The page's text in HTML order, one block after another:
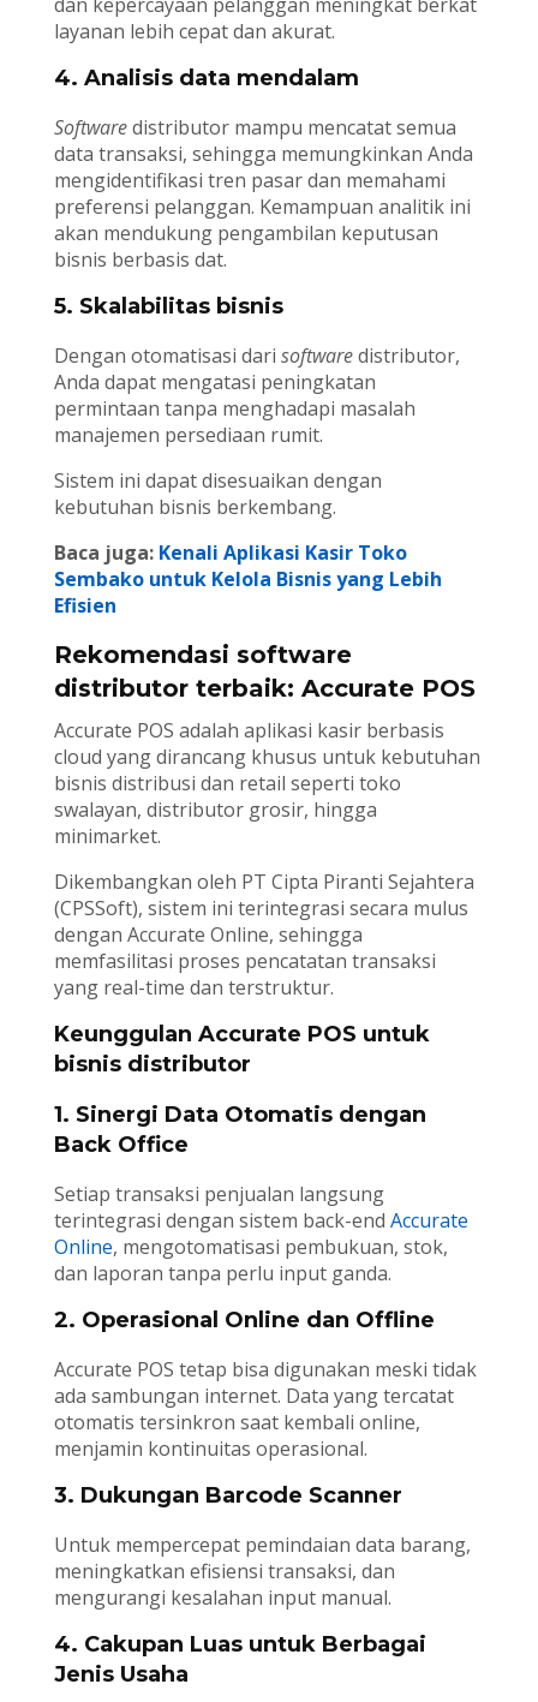
dan kepercayaan pelanggan meningkat berkat
layanan lebih cepat dan akurat.
4. Analisis data mendalam
Softwaredistributor mampu mencatat semua
data transaksi, sehingga memungkinkan Anda
mengidentifikasi tren pasar dan memahami
preferensi pelanggan. Kemampuan analitik ini
akan mendukung pengambilan keputusan
bisnis berbasis dat.
5. Skalabilitas bisnis
Dengan otomatisasi dari softwaredistributor,
Anda dapat mengatasi peningkatan
permintaan tanpa menghadapi masalah
manajemen persediaan rumit.
Sistem ini dapat disesuaikan dengan
kebutuhan bisnis berkembang.
Baca juga: Kenali Aplikasi Kasir Toko
Sembako untuk Kelola Bisnis yang Lebih
Efisien
Rekomendasi software
distributor terbaik: Accurate POS
Accurate POS adalah aplikasi kasir berbasis
cloud yang dirancang khusus untuk kebutuhan
bisnis distribusi dan retail seperti toko
swalayan, distributor grosir, hingga
minimarket.
Dikembangkan oleh PT Cipta Piranti Sejahtera
(CPSSoft), sistem ini terintegrasi secara mulus
dengan Accurate Online, sehingga
memfasilitasi proses pencatatan transaksi
yang real-time dan terstruktur.
Keunggulan Accurate POS untuk
bisnis distributor
1. Sinergi Data Otomatis dengan
Back Office
Setiap transaksi penjualan langsung
terintegrasi dengan sistem back-end Accurate
Online, mengotomatisasi pembukuan, stok,
dan laporan tanpa perlu input ganda.
2. Operasional Online dan Offline
Accurate POS tetap bisa digunakan meski tidak
ada sambungan internet. Data yang tercatat
otomatis tersinkron saat kembali online,
menjamin kontinuitas operasional.
3. Dukungan Barcode Scanner
Untuk mempercepat pemindaian data barang,
meningkatkan efisiensi transaksi, dan
mengurangi kesalahan input manual.
4. Cakupan Luas untuk Berbagai
Jenis Usaha